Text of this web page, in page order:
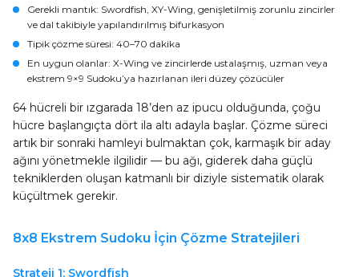
Gerekli mantık: Swordfish, XY-Wing, genişletilmiş zorunlu zincirler
ve dal takibiyle yapılandırılmış bifurkasyon
Tipik çözme süresi: 40–70 dakika
En uygun olanlar: X-Wing ve zincirlerde ustalaşmış, uzman veya
ekstrem 9×9 Sudoku’ya hazırlanan ileri düzey çözücüler
64 hücreli bir ızgarada 18’den az ipucu olduğunda, çoğu
hücre başlangıçta dört ila altı adayla başlar. Çözme süreci
artık bir sonraki hamleyi bulmaktan çok, karmaşık bir aday
ağını yönetmekle ilgilidir — bu ağı, giderek daha güçlü
tekniklerden oluşan katmanlı bir diziyle sistematik olarak
küçültmek gerekir.
8x8 Ekstrem Sudoku İçin Çözme Stratejileri
Strateji 1: Swordfish